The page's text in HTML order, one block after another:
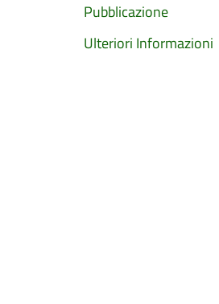
Pubblicazione
Ulteriori Informazioni